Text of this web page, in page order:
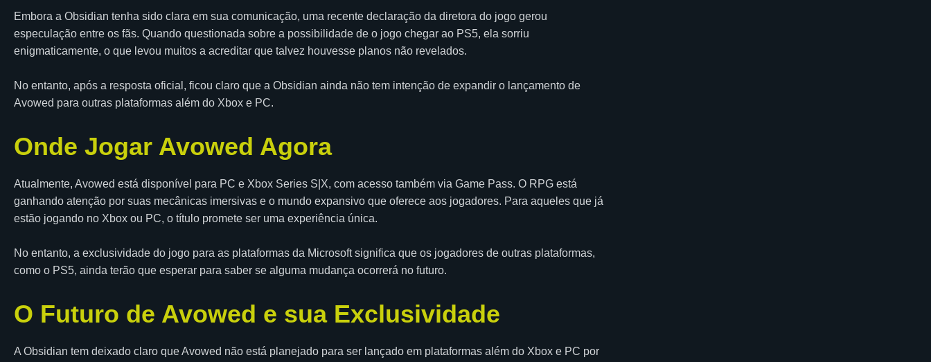
Embora a Obsidian tenha sido clara em sua comunicação, uma recente declaração da diretora do jogo gerou
especulação entre os fãs. Quando questionada sobre a possibilidade de o jogo chegar ao PS5, ela sorriu
enigmaticamente, o que levou muitos a acreditar que talvez houvesse planos não revelados.
No entanto, após a resposta oficial, ficou claro que a Obsidian ainda não tem intenção de expandir o lançamento de
Avowed para outras plataformas além do Xbox e PC.
Onde Jogar Avowed Agora
Atualmente, Avowed está disponível para PC e Xbox Series S|X, com acesso também via Game Pass. O RPG está
ganhando atenção por suas mecânicas imersivas e o mundo expansivo que oferece aos jogadores. Para aqueles que já
estão jogando no Xbox ou PC, o título promete ser uma experiência única.
No entanto, a exclusividade do jogo para as plataformas da Microsoft significa que os jogadores de outras plataformas,
como o PS5, ainda terão que esperar para saber se alguma mudança ocorrerá no futuro.
O Futuro de Avowed e sua Exclusividade
A Obsidian tem deixado claro que Avowed não está planejado para ser lançado em plataformas além do Xbox e PC por